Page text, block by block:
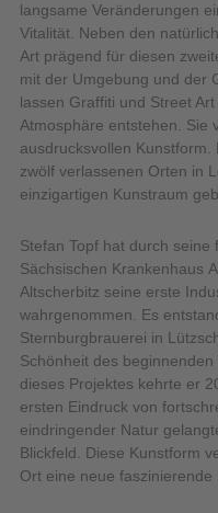
langsame Veränderungen
Vitalität. Neben den
Art prägend für diesen
mit der Umgebung und der
lassen Graffiti und Street
Atmosphäre entstehen. Sie
ausdrucksvollen
zwölf verlassenen Orten in
einzigartigen Kunstraum
Stefan Topf hat durch
Sächsischen Krankenhaus
Altscherbitz seine erste
wahrgenommen. Es
Sternburgbrauerei in
Schönheit des
dieses Projektes kehrte er
ersten Eindruck von
eindringender Natur
Blickfeld. Diese Kunstform
Ort eine neue faszinierende